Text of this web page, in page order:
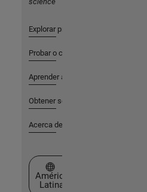
Explorar productos
Probar o comprar
Aprender a utilizar
Obtener soporte
Acerca de MathWorks
Seleccione un país/idioma
América
Latina